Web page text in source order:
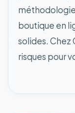
boutique en
solides. Chez
risques pour